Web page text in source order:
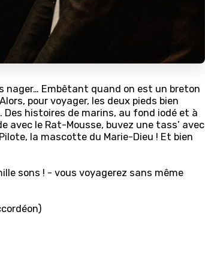
nager… Embêtant quand on est un breton
pour voyager, les deux pieds bien
histoires de marins, au fond iodé et à
avec le Rat-Mousse, buvez une tass’ avec
la mascotte du Marie-Dieu ! Et bien
sons ! - vous voyagerez sans même